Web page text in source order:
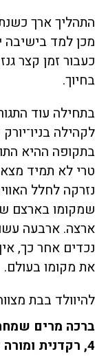
מכן למד בישיבה
כעבור זמן קצר
בחיוך.
בתחילה עוד
לקהילה
בתקופה ההיא
טרי לא תמיד
נזרקה לחלל
שמקומו בארצם
נכדים אחר כך,
את מקומו בעולם.
להיוולד בבת
4, רקדנית ומורה למחול, תושבת לשם